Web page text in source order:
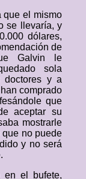
que el mismo
se llevaría, y
dólares,
de
Galvin le
sola
doctores y a
comprado
que
aceptar su
mostrarle
que no puede
y no será
en el bufete,